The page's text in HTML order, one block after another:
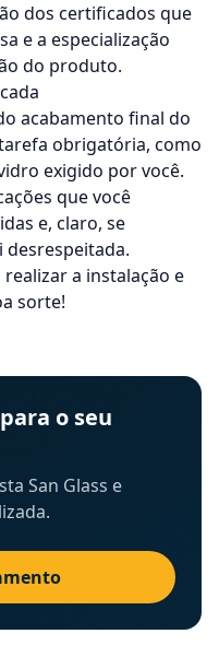
dos certificados que
e a especialização
do produto.
acabamento final do
obrigatória, como
exigido por você.
que você
e, claro, se
a instalação e
sorte!
o seu
San Glass e